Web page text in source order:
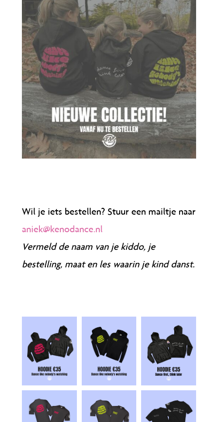
Wil je iets bestellen? Stuur een mailtje naar
aniek@kenodance.nl
Vermeld de naam van je kiddo, je
bestelling, maat en les waarin je kind danst.